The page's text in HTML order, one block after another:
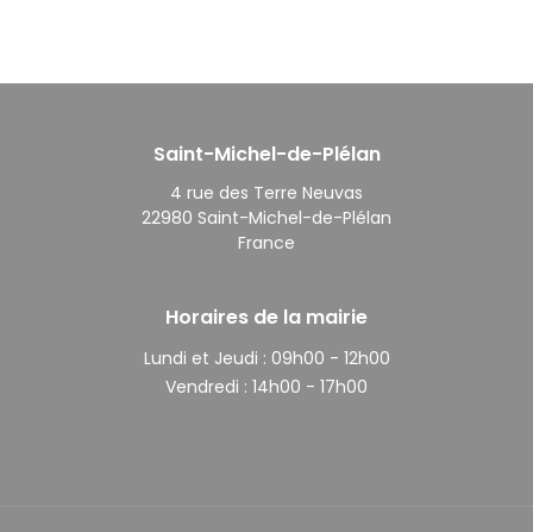
Saint-Michel-de-Plélan
4 rue des Terre Neuvas
22980 Saint-Michel-de-Plélan
France
Horaires de la mairie
Lundi et Jeudi : 09h00 - 12h00
Vendredi : 14h00 - 17h00